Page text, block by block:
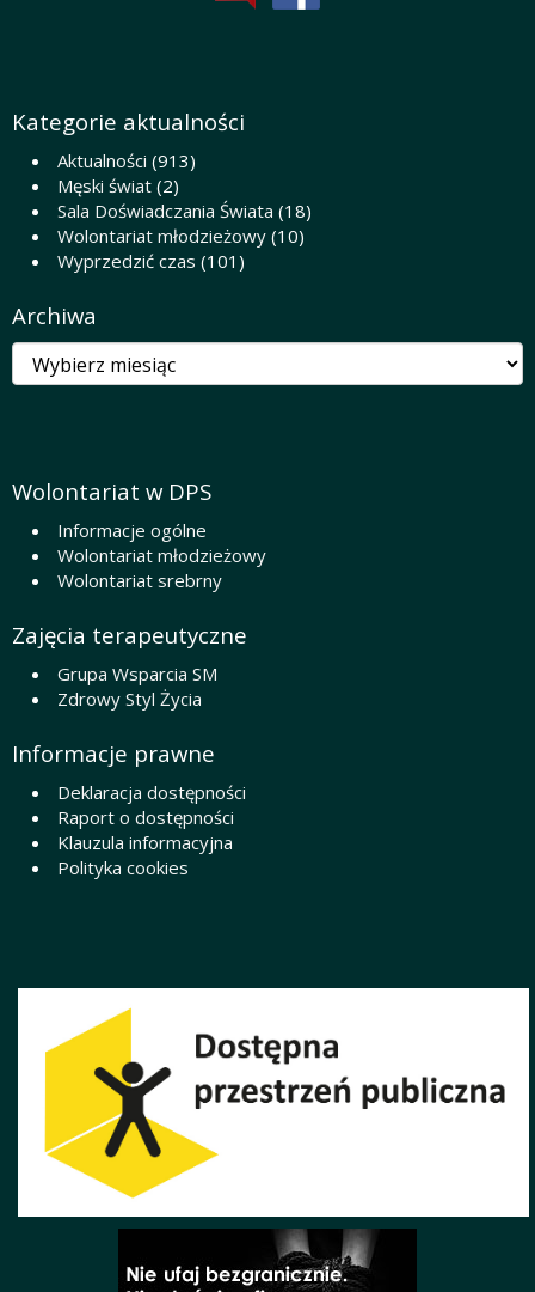
Kategorie aktualności
Aktualności (913)
Męski świat (2)
Sala Doświadczania Świata (18)
Wolontariat młodzieżowy (10)
Wyprzedzić czas (101)
Archiwa
Archiwa
Wolontariat w DPS
Informacje ogólne
Wolontariat młodzieżowy
Wolontariat srebrny
Zajęcia terapeutyczne
Grupa Wsparcia SM
Zdrowy Styl Życia
Informacje prawne
Deklaracja dostępności
Raport o dostępności
Klauzula informacyjna
Polityka cookies